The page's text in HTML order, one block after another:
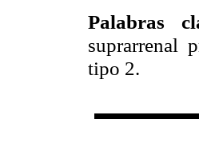
Palabras
suprarrenal
tipo 2.